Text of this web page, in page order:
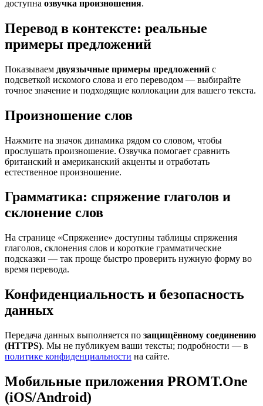
доступна озвучка произношения.
Перевод в контексте: реальные
примеры предложений
Показываем двуязычные примеры предложений с
подсветкой искомого слова и его переводом — выбирайте
точное значение и подходящие коллокации для вашего текста.
Произношение слов
Нажмите на значок динамика рядом со словом, чтобы
прослушать произношение. Озвучка помогает сравнить
британский и американский акценты и отработать
естественное произношение.
Грамматика: спряжение глаголов и
склонение слов
На странице «Спряжение» доступны таблицы спряжения
глаголов, склонения слов и короткие грамматические
подсказки — так проще быстро проверить нужную форму во
время перевода.
Конфиденциальность и безопасность
данных
Передача данных выполняется по защищённому соединению
(HTTPS). Мы не публикуем ваши тексты; подробности — в
политике конфиденциальности на сайте.
Мобильные приложения PROMT.One
(iOS/Android)